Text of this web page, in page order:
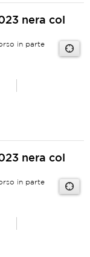
nera col
in parte
nera col
in parte